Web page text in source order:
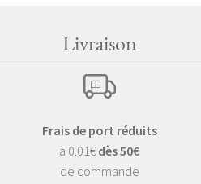
Livraison
Frais de port réduits
à 0.01€ dès 50€
de commande